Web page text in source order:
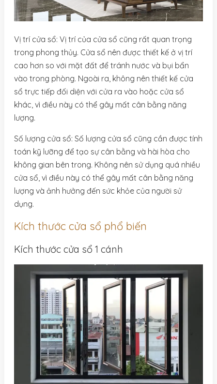
Vị trí cửa sổ: Vị trí của cửa sổ cũng rất quan trọng
trong phong thủy. Cửa sổ nên được thiết kế ở vị trí
cao hơn so với mặt đất để tránh nước và bụi bẩn
vào trong phòng. Ngoài ra, không nên thiết kế cửa
sổ trực tiếp đối diện với cửa ra vào hoặc cửa sổ
khác, vì điều này có thể gây mất cân bằng năng
lượng.
Số lượng cửa sổ: Số lượng cửa sổ cũng cần được tính
toán kỹ lưỡng để tạo sự cân bằng và hài hòa cho
không gian bên trong. Không nên sử dụng quá nhiều
cửa sổ, vì điều này có thể gây mất cân bằng năng
lượng và ảnh hưởng đến sức khỏe của người sử
dụng.
Kích thước cửa sổ phổ biến
Kích thước cửa sổ 1 cánh